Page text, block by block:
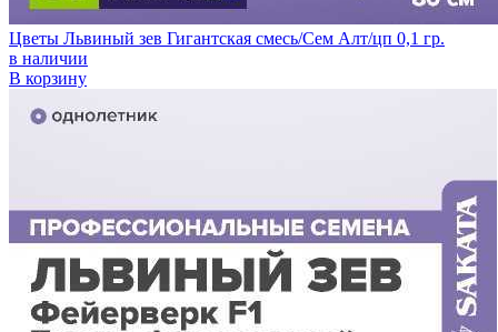
Цветы Львиный зев Гигантская смесь/Сем Алт/цп 0,1 гр.
в наличии
В корзину